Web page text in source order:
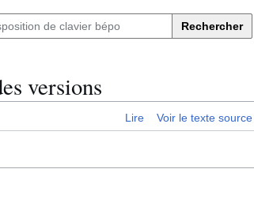
Rechercher
versions
Lire Voir le texte source